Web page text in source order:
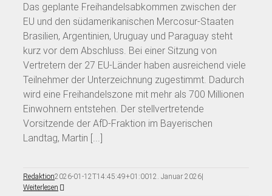
Das geplante Freihandelsabkommen zwischen der
EU und den südamerikanischen Mercosur-Staaten
Brasilien, Argentinien, Uruguay und Paraguay steht
kurz vor dem Abschluss. Bei einer Sitzung von
Vertretern der 27 EU-Länder haben ausreichend viele
Teilnehmer der Unterzeichnung zugestimmt. Dadurch
wird eine Freihandelszone mit mehr als 700 Millionen
Einwohnern entstehen. Der stellvertretende
Vorsitzende der AfD-Fraktion im Bayerischen
Landtag, Martin [...]
Redaktion2026-01-12T14:45:49+01:0012. Januar 2026|
Weiterlesen